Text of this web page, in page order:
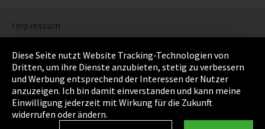
Impressum
Datenschutz
Cookie Einstellungen
AGB
Sitemap
Diese Seite nutzt Website Tracking-Technologien von
Dritten, um ihre Dienste anzubieten, stetig zu verbessern
und Werbung entsprechend der Interessen der Nutzer
anzuzeigen. Ich bin damit einverstanden und kann meine
Einwilligung jederzeit mit Wirkung für die Zukunft
widerrufen oder ändern.